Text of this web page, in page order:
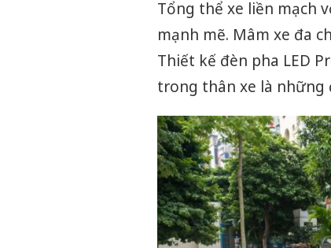
Tổng thể xe liền mạch
mạnh mẽ. Mâm xe đa
Thiết kế đèn pha LED
trong thân xe là những